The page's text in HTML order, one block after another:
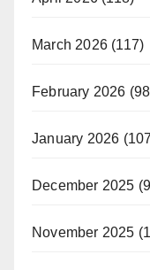
March 2026 (117)
February 2026
January 2026
December 2025
November 2025